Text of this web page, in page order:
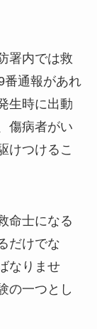
署内では救
番通報があれ
生時に出動
傷病者がい
けつけるこ
命士になる
だけでな
なりませ
の一つとし